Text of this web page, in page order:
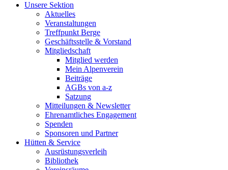
Unsere Sektion
Aktuelles
Veranstaltungen
Treffpunkt Berge
Geschäftsstelle & Vorstand
Mitgliedschaft
Mitglied werden
Mein Alpenverein
Beiträge
AGBs von a-z
Satzung
Mitteilungen & Newsletter
Ehrenamtliches Engagement
Spenden
Sponsoren und Partner
Hütten & Service
Ausrüstungsverleih
Bibliothek